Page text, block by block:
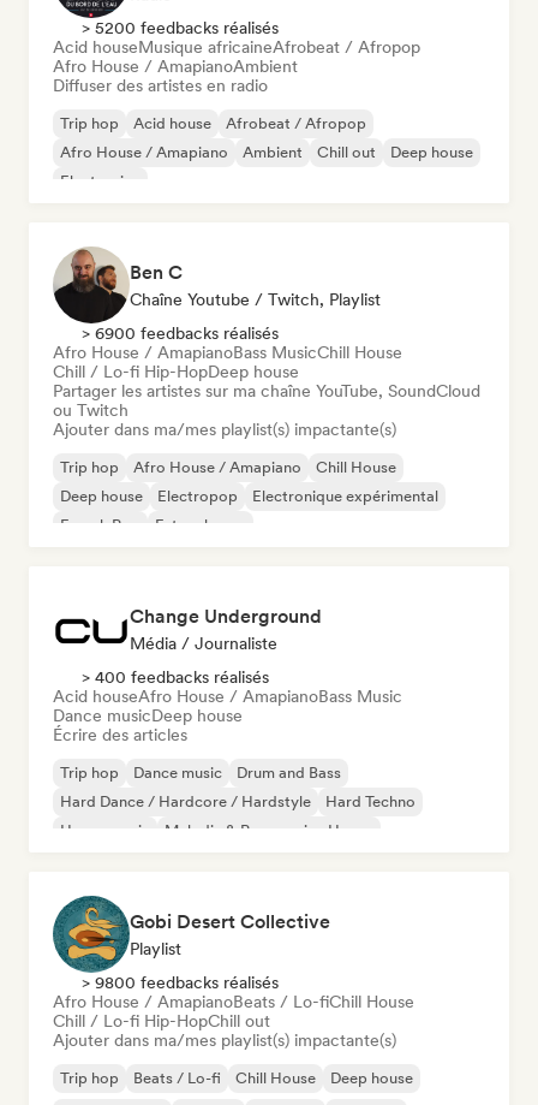
> 5200 feedbacks réalisés
Acid houseMusique africaineAfrobeat / Afropop
Afro House / AmapianoAmbient
Diffuser des artistes en radio
Trip hop Acid house
Afrobeat / Afropop
Afro House / Amapiano
Ambient Chill out
Deep house
Electronica
Ben C
Chaîne Youtube / Twitch, Playlist
> 6900 feedbacks réalisés
Afro House / AmapianoBass MusicChill House
Chill / Lo-fi Hip-HopDeep house
Partager les artistes sur ma chaîne YouTube, SoundCloud
ou Twitch
Ajouter dans ma/mes playlist(s) impactante(s)
Trip hop Afro House / Amapiano
Chill House
Deep house
Electropop
Electronique expérimental
French Pop
Future house
Change Underground
Média / Journaliste
> 400 feedbacks réalisés
Acid houseAfro House / AmapianoBass Music
Dance musicDeep house
Écrire des articles
Trip hop Dance music
Drum and Bass
Hard Dance / Hardcore / Hardstyle
Hard Techno
House music
Melodic & Progressive House
Gobi Desert Collective
Playlist
> 9800 feedbacks réalisés
Afro House / AmapianoBeats / Lo-fiChill House
Chill / Lo-fi Hip-HopChill out
Ajouter dans ma/mes playlist(s) impactante(s)
Trip hop Beats / Lo-fi Chill House
Deep house